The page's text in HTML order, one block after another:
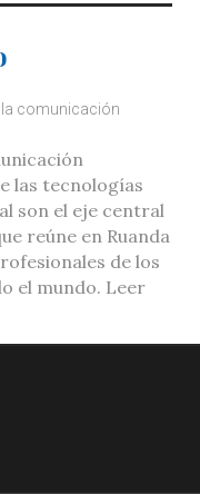
la comunicación
las tecnologías
son el eje central
reúne en Ruanda
de los
el mundo. Leer